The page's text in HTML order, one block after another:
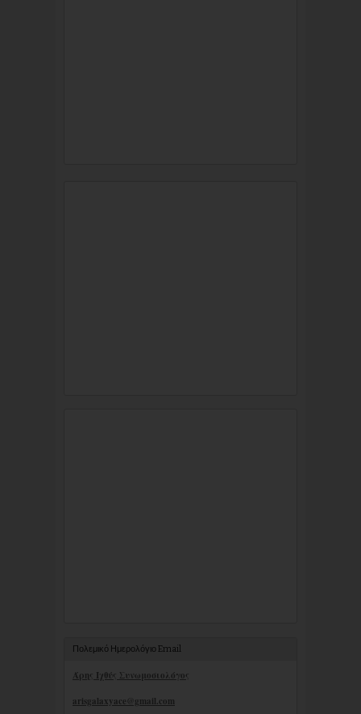
Πολεμικό Ημερολόγιο Email
Άρης Ιχθύς Συνωμοσιολόγος
arisgalaxyace@gmail.com